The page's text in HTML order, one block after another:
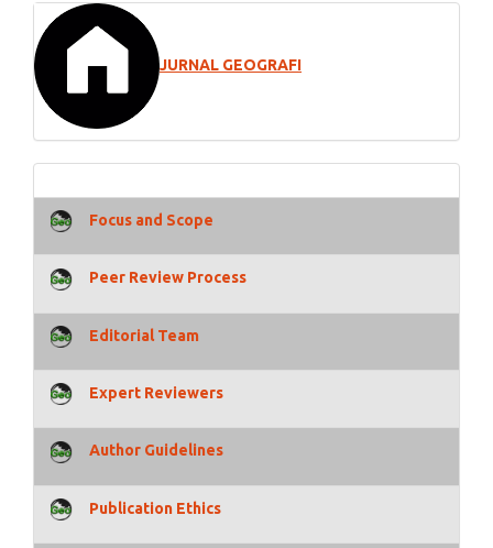
JURNAL GEOGRAFI
Focus and Scope
Peer Review Process
Editorial Team
Expert Reviewers
Author Guidelines
Publication Ethics